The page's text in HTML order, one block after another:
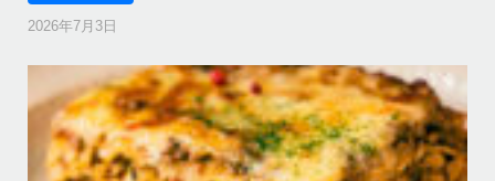
2026年7月3日